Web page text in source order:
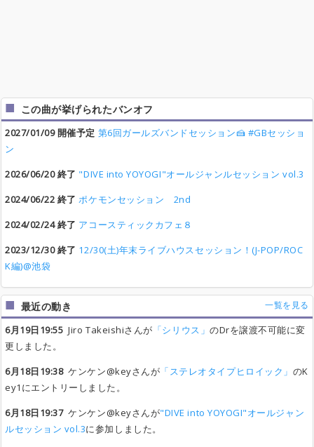
この曲が挙げられたバンオフ
2027/01/09 開催予定 第6回ガールズバンドセッション🍰 #GBセッショ
ン
2026/06/20 終了 "DIVE into YOYOGI"オールジャンルセッション vol.3
2024/06/22 終了 ポケモンセッション 2nd
2024/02/24 終了 アコースティックカフェ８
2023/12/30 終了 12/30(土)年末ライブハウスセッション！(J-POP/ROC
K編)@池袋
最近の動き 一覧を見る
6月19日19:55 Jiro Takeishiさんが 「シリウス」のDrを譲渡不可能に変
更しました。
6月18日19:38ケンケン@keyさんが 「ステレオタイプヒロイック」 のK
ey1にエントリーしました。
6月18日19:37ケンケン@keyさんが"DIVE into YOYOGI"オールジャン
ルセッション vol.3に参加しました。